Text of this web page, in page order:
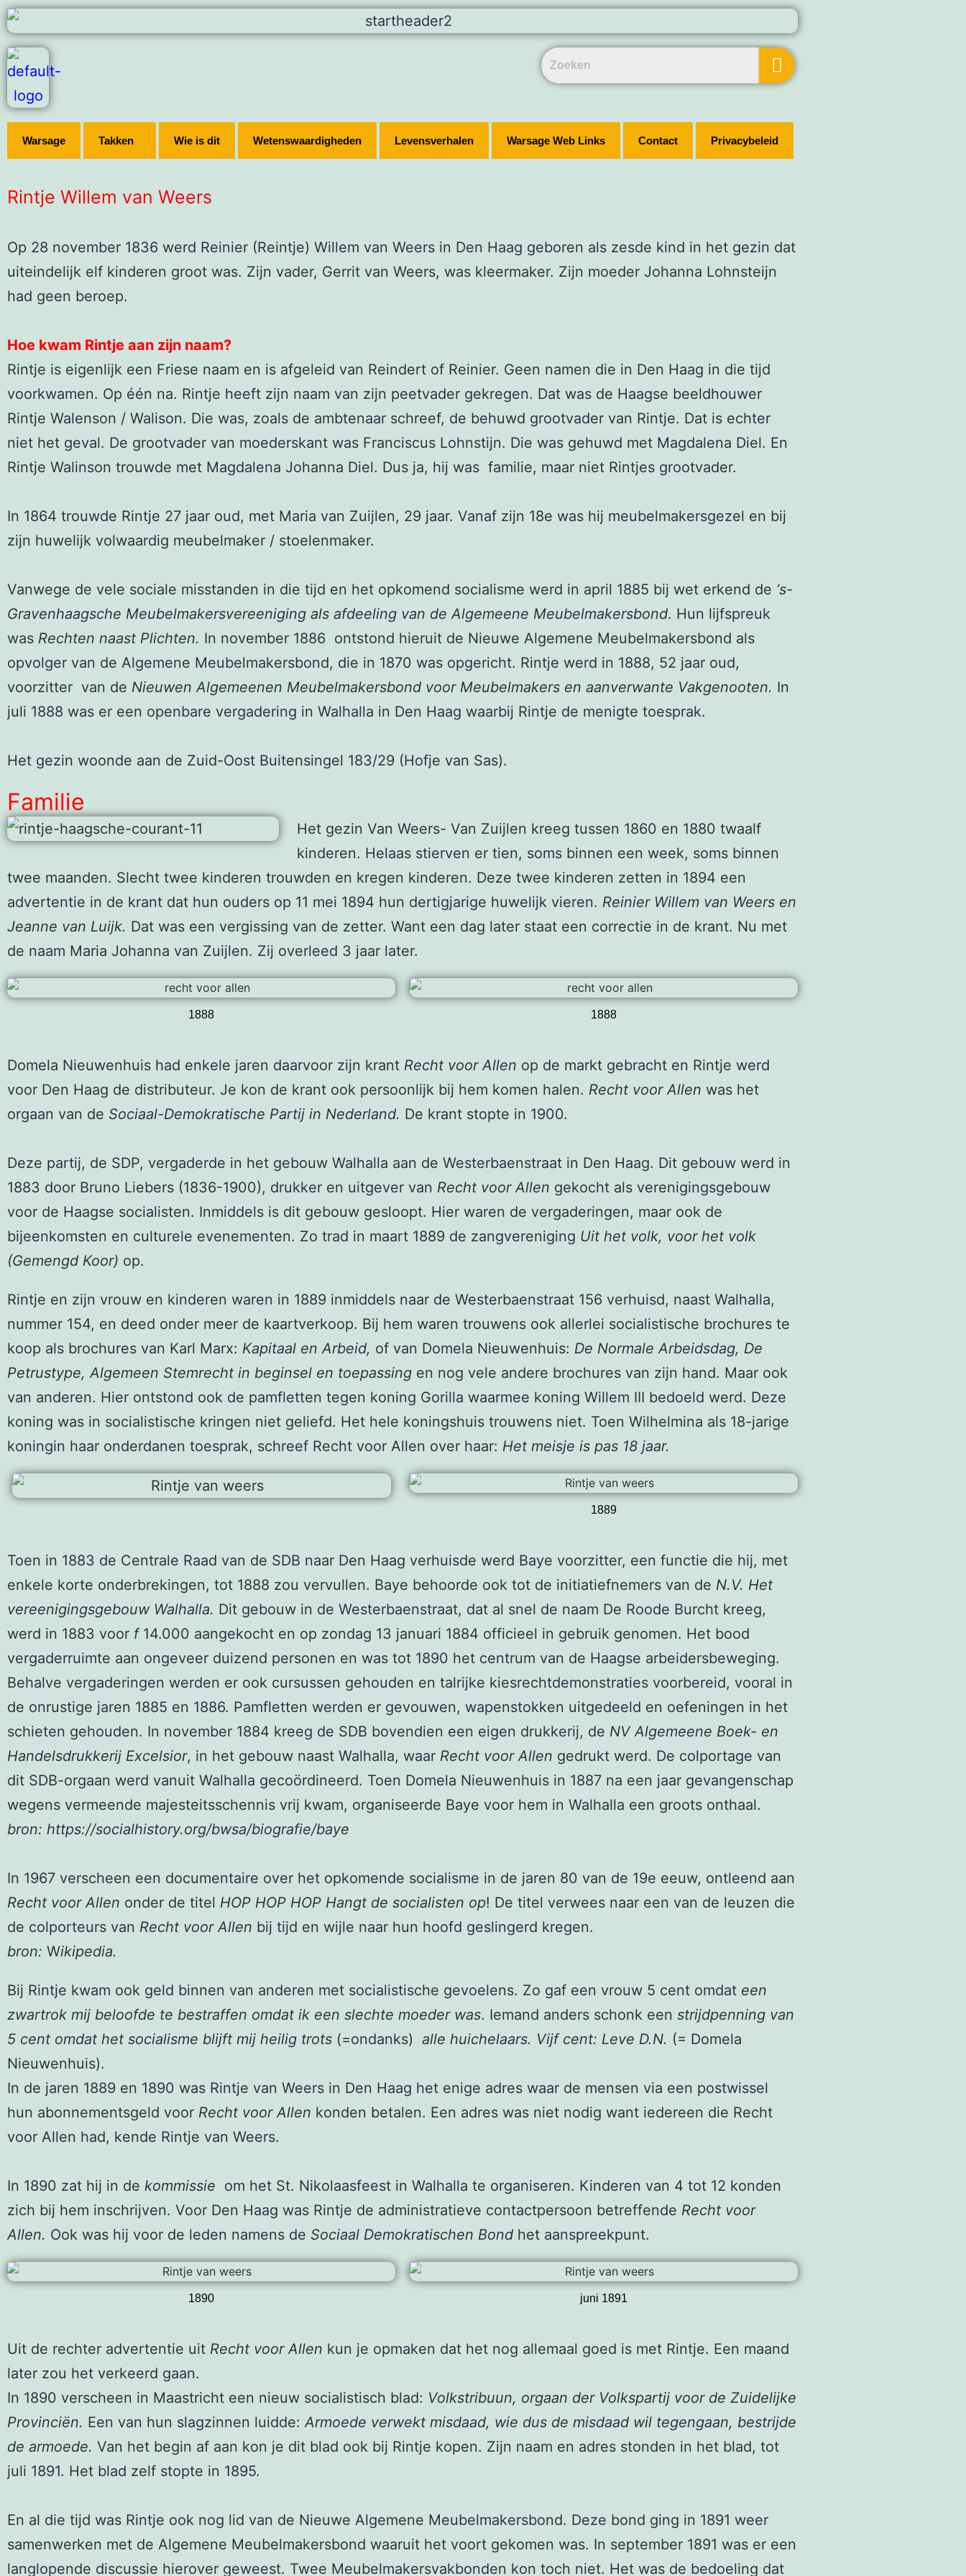
Warsage Takken Wie is dit Wetenswaardigheden Levensverhalen Warsage Web Links Contact Privacybeleid
Rintje Willem van Weers
Op 28 november 1836 werd Reinier (Reintje) Willem van Weers in Den Haag geboren als zesde kind in het gezin dat
uiteindelijk elf kinderen groot was. Zijn vader, Gerrit van Weers, was kleermaker. Zijn moeder Johanna Lohnsteijn
had geen beroep.
Hoe kwam Rintje aan zijn naam?
Rintje is eigenlijk een Friese naam en is afgeleid van Reindert of Reinier. Geen namen die in Den Haag in die tijd
voorkwamen. Op één na. Rintje heeft zijn naam van zijn peetvader gekregen. Dat was de Haagse beeldhouwer
Rintje Walenson / Walison. Die was, zoals de ambtenaar schreef, de behuwd grootvader van Rintje. Dat is echter
niet het geval. De grootvader van moederskant was Franciscus Lohnstijn. Die was gehuwd met Magdalena Diel. En
Rintje Walinson trouwde met Magdalena Johanna Diel. Dus ja, hij was familie, maar niet Rintjes grootvader.
In 1864 trouwde Rintje 27 jaar oud, met Maria van Zuijlen, 29 jaar. Vanaf zijn 18e was hij meubelmakersgezel en bij
zijn huwelijk volwaardig meubelmaker / stoelenmaker.
Vanwege de vele sociale misstanden in die tijd en het opkomend socialisme werd in april 1885 bij wet erkend de ‘s-
Gravenhaagsche Meubelmakersvereeniging als afdeeling van de Algemeene Meubelmakersbond. Hun lijfspreuk
was Rechten naast Plichten. In november 1886 ontstond hieruit de Nieuwe Algemene Meubelmakersbond als
opvolger van de Algemene Meubelmakersbond, die in 1870 was opgericht. Rintje werd in 1888, 52 jaar oud,
voorzitter van de Nieuwen Algemeenen Meubelmakersbond voor Meubelmakers en aanverwante Vakgenooten. In
juli 1888 was er een openbare vergadering in Walhalla in Den Haag waarbij Rintje de menigte toesprak.
Het gezin woonde aan de Zuid-Oost Buitensingel 183/29 (Hofje van Sas).
Familie
Het gezin Van Weers- Van Zuijlen kreeg tussen 1860 en 1880 twaalf
kinderen. Helaas stierven er tien, soms binnen een week, soms binnen
twee maanden. Slecht twee kinderen trouwden en kregen kinderen. Deze twee kinderen zetten in 1894 een
advertentie in de krant dat hun ouders op 11 mei 1894 hun dertigjarige huwelijk vieren. Reinier Willem van Weers en
Jeanne van Luijk. Dat was een vergissing van de zetter. Want een dag later staat een correctie in de krant. Nu met
de naam Maria Johanna van Zuijlen. Zij overleed 3 jaar later.
1888 1888
Domela Nieuwenhuis had enkele jaren daarvoor zijn krant Recht voor Allen op de markt gebracht en Rintje werd
voor Den Haag de distributeur. Je kon de krant ook persoonlijk bij hem komen halen. Recht voor Allen was het
orgaan van de Sociaal-Demokratische Partij in Nederland. De krant stopte in 1900.
Deze partij, de SDP, vergaderde in het gebouw Walhalla aan de Westerbaenstraat in Den Haag. Dit gebouw werd in
1883 door Bruno Liebers (1836-1900), drukker en uitgever van Recht voor Allen gekocht als verenigingsgebouw
voor de Haagse socialisten. Inmiddels is dit gebouw gesloopt. Hier waren de vergaderingen, maar ook de
bijeenkomsten en culturele evenementen. Zo trad in maart 1889 de zangvereniging Uit het volk, voor het volk
(Gemengd Koor) op.
Rintje en zijn vrouw en kinderen waren in 1889 inmiddels naar de Westerbaenstraat 156 verhuisd, naast Walhalla,
nummer 154, en deed onder meer de kaartverkoop. Bij hem waren trouwens ook allerlei socialistische brochures te
koop als brochures van Karl Marx: Kapitaal en Arbeid, of van Domela Nieuwenhuis: De Normale Arbeidsdag, De
Petrustype, Algemeen Stemrecht in beginsel en toepassing en nog vele andere brochures van zijn hand. Maar ook
van anderen. Hier ontstond ook de pamfletten tegen koning Gorilla waarmee koning Willem III bedoeld werd. Deze
koning was in socialistische kringen niet geliefd. Het hele koningshuis trouwens niet. Toen Wilhelmina als 18-jarige
koningin haar onderdanen toesprak, schreef Recht voor Allen over haar: Het meisje is pas 18 jaar.
1889
Toen in 1883 de Centrale Raad van de SDB naar Den Haag verhuisde werd Baye voorzitter, een functie die hij, met
enkele korte onderbrekingen, tot 1888 zou vervullen. Baye behoorde ook tot de initiatiefnemers van de N.V. Het
vereenigingsgebouw Walhalla. Dit gebouw in de Westerbaenstraat, dat al snel de naam De Roode Burcht kreeg,
werd in 1883 voor f14.000 aangekocht en op zondag 13 januari 1884 officieel in gebruik genomen. Het bood
vergaderruimte aan ongeveer duizend personen en was tot 1890 het centrum van de Haagse arbeidersbeweging.
Behalve vergaderingen werden er ook cursussen gehouden en talrijke kiesrechtdemonstraties voorbereid, vooral in
de onrustige jaren 1885 en 1886. Pamfletten werden er gevouwen, wapenstokken uitgedeeld en oefeningen in het
schieten gehouden. In november 1884 kreeg de SDB bovendien een eigen drukkerij, de NV Algemeene Boek- en
Handelsdrukkerij Excelsior, in het gebouw naast Walhalla, waar Recht voor Allen gedrukt werd. De colportage van
dit SDB-orgaan werd vanuit Walhalla gecoördineerd. Toen Domela Nieuwenhuis in 1887 na een jaar gevangenschap
wegens vermeende majesteitsschennis vrij kwam, organiseerde Baye voor hem in Walhalla een groots onthaal.
bron: https://socialhistory.org/bwsa/biografie/baye
In 1967 verscheen een documentaire over het opkomende socialisme in de jaren 80 van de 19e eeuw, ontleend aan
Recht voor Allen onder de titel HOP HOP HOP Hangt de socialisten op! De titel verwees naar een van de leuzen die
de colporteurs van Recht voor Allen bij tijd en wijle naar hun hoofd geslingerd kregen.
bron: Wikipedia.
Bij Rintje kwam ook geld binnen van anderen met socialistische gevoelens. Zo gaf een vrouw 5 cent omdat een
zwartrok mij beloofde te bestraffen omdat ik een slechte moeder was. Iemand anders schonk een strijdpenning van
5 cent omdat het socialisme blijft mij heilig trots (=ondanks) alle huichelaars. Vijf cent: Leve D.N. (= Domela
Nieuwenhuis).
In de jaren 1889 en 1890 was Rintje van Weers in Den Haag het enige adres waar de mensen via een postwissel
hun abonnementsgeld voor Recht voor Allen konden betalen. Een adres was niet nodig want iedereen die Recht
voor Allen had, kende Rintje van Weers.
In 1890 zat hij in de kommissie om het St. Nikolaasfeest in Walhalla te organiseren. Kinderen van 4 tot 12 konden
zich bij hem inschrijven. Voor Den Haag was Rintje de administratieve contactpersoon betreffende Recht voor
Allen. Ook was hij voor de leden namens de Sociaal Demokratischen Bond het aanspreekpunt.
1890 juni 1891
Uit de rechter advertentie uit Recht voor Allen kun je opmaken dat het nog allemaal goed is met Rintje. Een maand
later zou het verkeerd gaan.
In 1890 verscheen in Maastricht een nieuw socialistisch blad: Volkstribuun, orgaan der Volkspartij voor de Zuidelijke
Provinciën. Een van hun slagzinnen luidde:Armoede verwekt misdaad, wie dus de misdaad wil tegengaan, bestrijde
de armoede. Van het begin af aan kon je dit blad ook bij Rintje kopen. Zijn naam en adres stonden in het blad, tot
juli 1891. Het blad zelf stopte in 1895.
En al die tijd was Rintje ook nog lid van de Nieuwe Algemene Meubelmakersbond. Deze bond ging in 1891 weer
samenwerken met de Algemene Meubelmakersbond waaruit het voort gekomen was. In september 1891 was er een
langlopende discussie hierover geweest. Twee Meubelmakersvakbonden kon toch niet. Het was de bedoeling dat